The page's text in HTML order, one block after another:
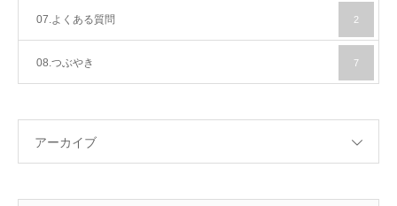
07.よくある質問 2
08.つぶやき 7
アーカイブ